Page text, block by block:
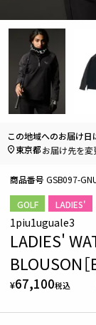
GOLF LADIES'
1piu1uguale3
LADIES'
BLOUSON
¥67,100税込
商品番号 GSB097-
この地域へのお届け
東京都お届け先を変